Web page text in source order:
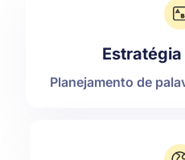
Planejamento de